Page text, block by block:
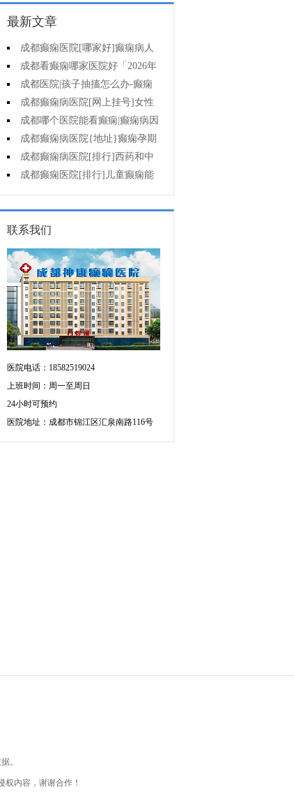
最新文章
成都癫痫医院[哪家好]癫痫病人
一定要注意哪些护理问题?
成都看癫痫哪家医院好「2026年
度公布」这些常见的食物能帮助癫
痫治疗!
成都医院|孩子抽搐怎么办-癫痫
性精神障碍的护理措施有哪些?
成都癫痫病医院[网上挂号]女性
癫痫治疗方法有哪些?
成都哪个医院能看癫痫|癫痫病因
治疗?成都癫痫病医院{地址}癫痫孕期
要留意什么?
成都癫痫病医院[排行]西药和中
药治羊癫疯哪个好?
成都癫痫医院[排行]儿童癫痫能
治疗好吗?
联系我们
医院电话：18582519024
上班时间：周一至周日
24小时可预约
医院地址：成都市锦江区汇泉南路116号
。
内容，谢谢合作！